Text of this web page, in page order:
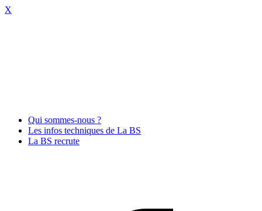
X
Qui sommes-nous ?
Les infos techniques de La BS
La BS recrute